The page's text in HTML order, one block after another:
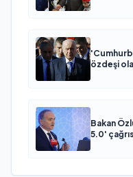
özdeşi
Bakan
5.0'